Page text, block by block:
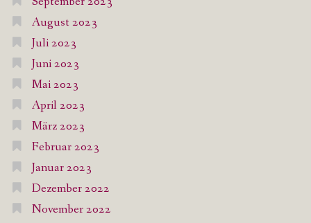
August 2023
Juli 2023
Juni 2023
Mai 2023
April 2023
März 2023
Februar 2023
Januar 2023
Dezember 2022
November 2022